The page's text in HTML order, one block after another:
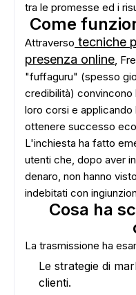
tra le promesse ed i
Come
Attraverso tecniche
presenza online,
"fuffaguru" (spesso
credibilità) convincono
loro corsi e
ottenere successo
L'inchiesta ha fatto
utenti che, dopo aver
denaro, non hanno
indebitati con
Cosa ha
La trasmissione ha
Le strategie di
clienti.